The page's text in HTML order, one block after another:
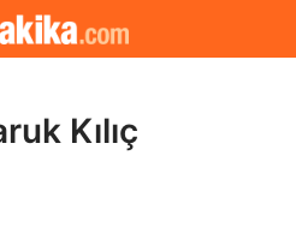
Kılıç